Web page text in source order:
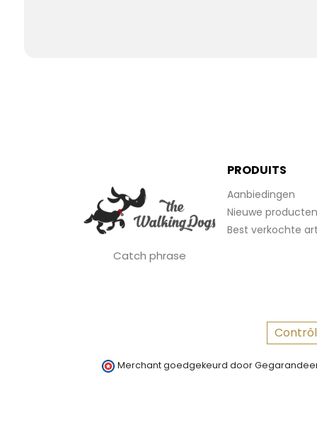
Catch phrase
PRODUITS
Aanbiedingen
Nieuwe producten
Best verkochte
Merchant goedgekeurd door